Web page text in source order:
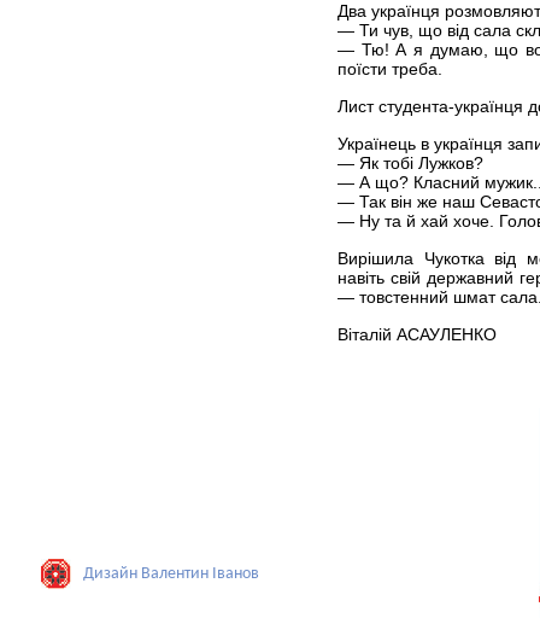
Два українця
— Ти чув, що від сала
— Тю! А я думаю, що
поїсти треба.
Лист студента-
Українець в українця
— Як тобі Лужков?
— А що? Класний
— Так він же наш
— Ну та й хай хоче.
Вирішила Чукотка від
навіть свій державний
— товстенний шмат
Віталій АСАУЛЕНКО
Дизайн Валентин Iванов